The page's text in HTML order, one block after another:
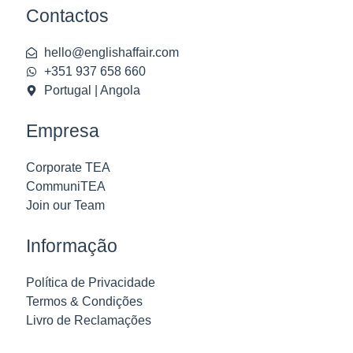
Contactos
hello@englishaffair.com
+351 937 658 660
Portugal | Angola
Empresa
Corporate TEA
CommuniTEA
Join our Team
Informação
Política de Privacidade
Termos & Condições
Livro de Reclamações